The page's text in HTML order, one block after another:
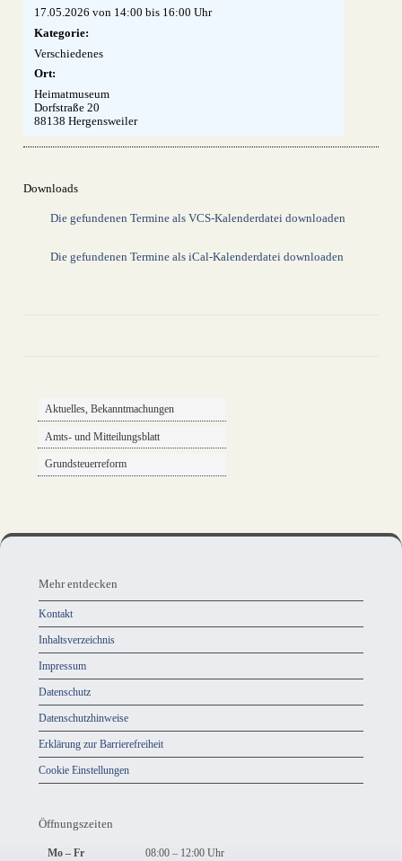
Aktuelles, Bekanntmachungen
Amts- und Mitteilungsblatt
Grundsteuerreform
17.05.2026 von 14:00 bis 16:00 Uhr
Kategorie:
Verschiedenes
Ort:
Heimatmuseum
Dorfstraße 20
88138 Hergensweiler
Downloads
Die gefundenen Termine als VCS-Kalenderdatei downloaden
Die gefundenen Termine als iCal-Kalenderdatei downloaden
entdecken,
Öffnungszeiten
und
Anschrift
und
Kontakt
Mehr entdecken
Kontakt
Inhaltsverzeichnis
Impressum
Datenschutz
Datenschutzhinweise
Erklärung zur Barrierefreiheit
Cookie Einstellungen
Öffnungszeiten
Mo – Fr 08:00 – 12:00 Uhr